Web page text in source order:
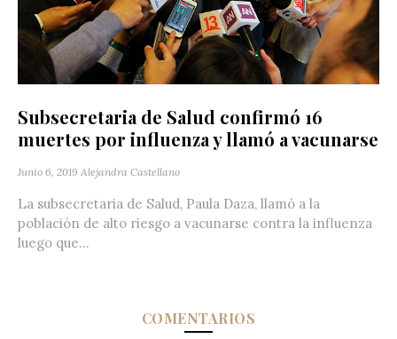
Subsecretaria de Salud confirmó 16
muertes por influenza y llamó a vacunarse
Junio 6, 2019 Alejandra Castellano
La subsecretaria de Salud, Paula Daza, llamó a la
población de alto riesgo a vacunarse contra la influenza
luego que...
COMENTARIOS